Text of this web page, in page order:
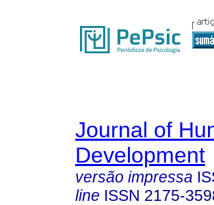
Journal of
Development
versão impressa
line ISSN 2175-